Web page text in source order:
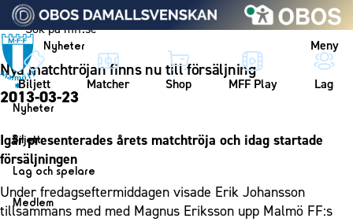
Vidare till innehållet
Nyheter Meny
Biljett Matcher Shop MFF Play Lag
Nyheter
Nyheter
Kalender
Biljett
Biljett
Årskort herr
Årskort dam
Lag och spelare
Lag
Medlem
Nya matchtröjan finns nu till försäljning
2013-03-23
Igår presenterades årets matchtröja och idag startade
försäljningen
Under fredagseftermiddagen visade Erik Johansson
tillsammans med med Magnus Eriksson upp Malmö FF:s